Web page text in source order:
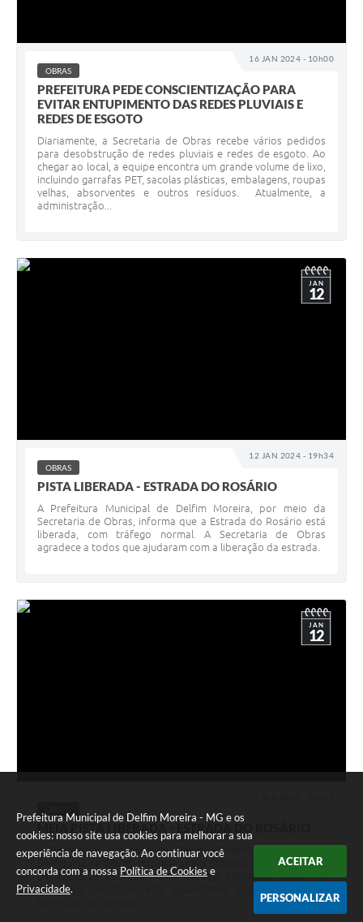
Prefeitura Municipal de Delfim Moreira - MG e os
cookies: nosso site usa cookies para melhorar a sua
experiência de navegação. Ao continuar você
concorda com a nossa Política de Cookies e
Privacidade.
ACEITAR
PERSONALIZAR
16 JAN 2024 - 10h00
OBRAS
PREFEITURA PEDE CONSCIENTIZAÇÃO PARA
EVITAR ENTUPIMENTO DAS REDES PLUVIAIS E
REDES DE ESGOTO
Diariamente, a Secretaria de Obras recebe vários pedidos
para desobstrução de redes pluviais e redes de esgoto. Ao
chegar ao local, a equipe encontra um grande volume de lixo,
incluindo garrafas PET, sacolas plásticas, embalagens, roupas
velhas, absorventes e outros resíduos. Atualmente, a
administração...
12 JAN 2024 - 19h34
JAN
12
OBRAS
PISTA LIBERADA - ESTRADA DO ROSÁRIO
A Prefeitura Municipal de Delfim Moreira, por meio da
Secretaria de Obras, informa que a Estrada do Rosário está
liberada, com tráfego normal. A Secretaria de Obras
agradece a todos que ajudaram com a liberação da estrada.
JAN
12
MEIA PISTA LIBERADA - ESTRADA DO ROSÁRIO
A Prefeitura Municipal de Delfim Moreira, por meio da
Secretaria de Obras, informa que a Estrada do Rosário está
parcialmente liberada, com tráfego em meia pista. A
Secretaria de Obras está aguardando o Exército para a